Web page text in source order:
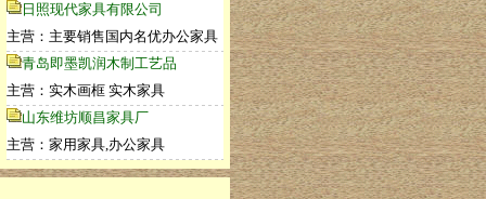
日照现代家具有限公司
主营：主要销售国内名优办公家具
青岛即墨凯润木制工艺品
主营：实木画框 实木家具
山东维坊顺昌家具厂
主营：家用家具,办公家具